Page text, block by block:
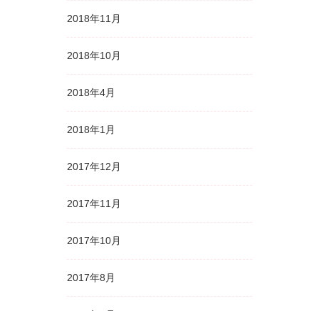
2018年11月
2018年10月
2018年4月
2018年1月
2017年12月
2017年11月
2017年10月
2017年8月